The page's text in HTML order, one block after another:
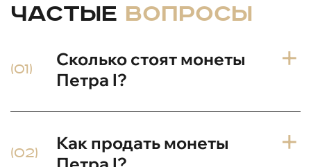
Частые вопросы
(01)
Сколько стоят монеты
Петра I?
года выпуска и редкости. Некоторые
экземпляры стоят от нескольких тысяч до
(02)
Как продать монеты